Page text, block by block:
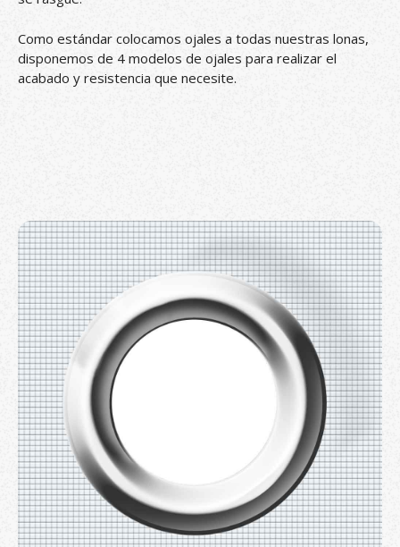
Como estándar colocamos ojales a todas nuestras lonas,
disponemos de 4 modelos de ojales para realizar el
acabado y resistencia que necesite.